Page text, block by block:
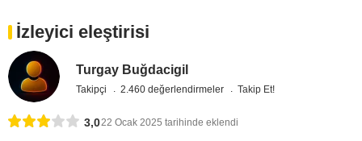
İzleyici eleştirisi
Turgay Buğdacigil
Takipçi 2.460 değerlendirmeler Takip Et!
3,022 Ocak 2025 tarihinde eklendi